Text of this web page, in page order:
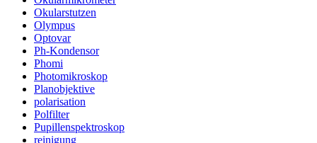
Okularstutzen
Olympus
Optovar
Ph-Kondensor
Phomi
Photomikroskop
Planobjektive
polarisation
Polfilter
Pupillenspektroskop
reinigung